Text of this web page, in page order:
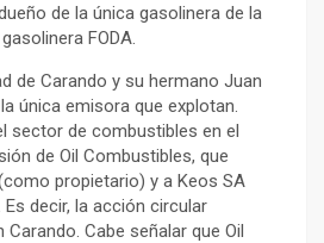
de la única gasolinera de la
FODA.
de Carando y su hermano Juan
única emisora ​​que explotan.
sector de combustibles en el
de Oil Combustibles, que
propietario) y a Keos SA
decir, la acción circular
Cabe señalar que Oil